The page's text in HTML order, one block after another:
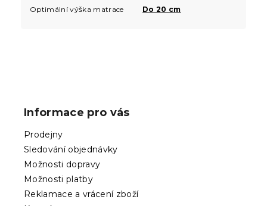
Optimální výška matrace
Do 20 cm
Informace pro vás
Prodejny
Sledování objednávky
Možnosti dopravy
Možnosti platby
Reklamace a vrácení zboží